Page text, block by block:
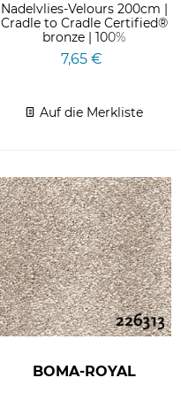
Nadelvlies-Velours 200cm |
Cradle to Cradle Certified®
bronze | 100%
wiederverwertbar | 23%...
7,65 €
Auf die Merkliste
BOMA-ROYAL